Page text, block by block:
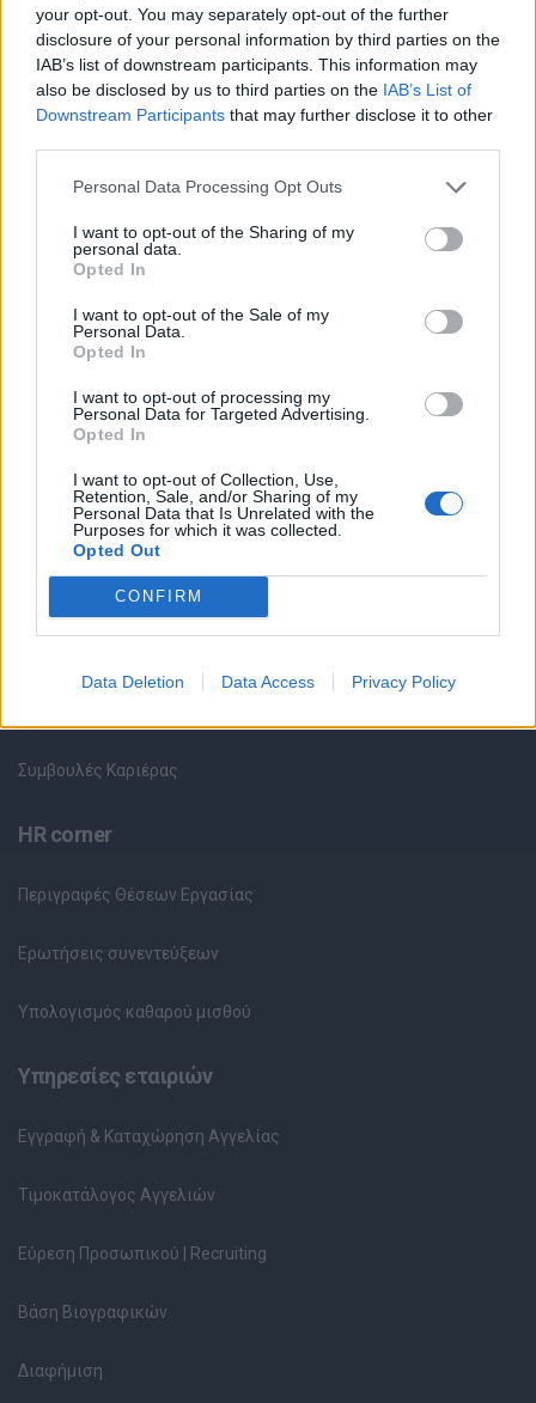
your opt-out. You may separately opt-out of the further
disclosure of your personal information by third parties on the
IAB’s list of downstream participants. This information may
also be disclosed by us to third parties on the IAB’s List of
Downstream Participants that may further disclose it to other
Personal Data Processing Opt Outs
I want to opt-out of the Sharing of my
personal data.
Opted In
I want to opt-out of the Sale of my
Personal Data.
Opted In
I want to opt-out of processing my
Personal Data for Targeted Advertising.
Opted In
I want to opt-out of Collection, Use,
Retention, Sale, and/or Sharing of my
Personal Data that Is Unrelated with the
Purposes for which it was collected.
Opted Out
CONFIRM
Data Deletion Data Access Privacy Policy
Θέσεις εργασίας
Όλες οι Θέσεις Εργασίας
Θέσεις Εργασίας ανά Ειδικότητα
Θέσεις Εργασίας ανά Εταιρεία
Κέντρο Βοήθειας
Συμβουλές Καριέρας
HR corner
Περιγραφές Θέσεων Εργασίας
Ερωτήσεις συνεντεύξεων
Υπολογισμός καθαρού μισθού
Υπηρεσίες εταιριών
Εγγραφή & Καταχώρηση Αγγελίας
Τιμοκατάλογος Αγγελιών
Εύρεση Προσωπικού | Recruiting
Βάση Βιογραφικών
Διαφήμιση